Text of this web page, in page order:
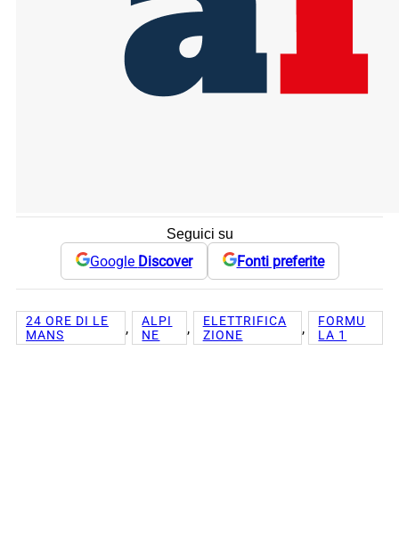
Seguici su
Google Discover Fonti preferite
24 ORE DI LE
MANS
,
ALPI
NE
,
ELETTRIFICA
ZIONE
,
FORMU
LA 1